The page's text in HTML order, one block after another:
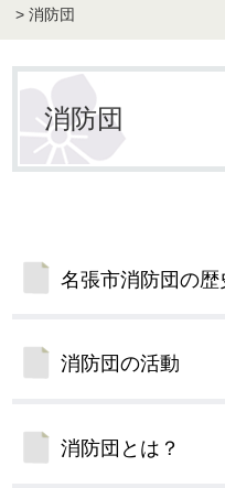
> 消防団
消防団
名張市消防団の歴
消防団の活動
消防団とは？